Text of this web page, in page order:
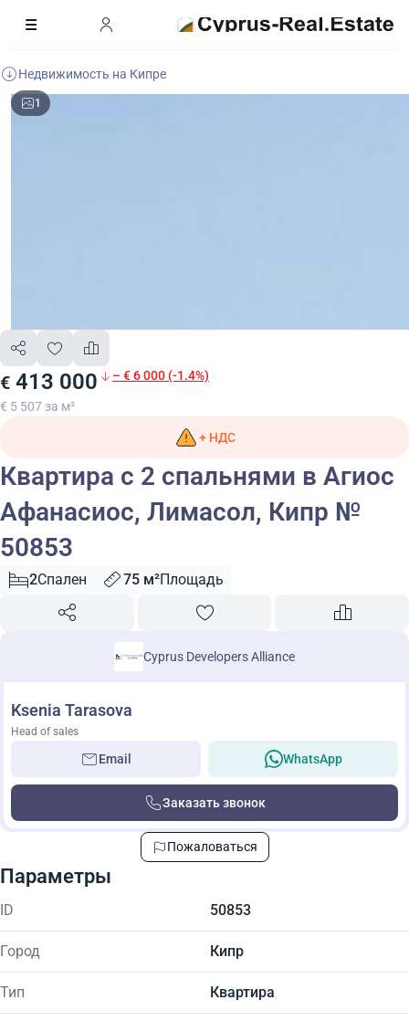
Недвижимость на Кипре
1
€ 413 000 – € 6 000 (-1.4%)
€ 5 507 за м²
+ НДС
Квартира с 2 спальнями в Агиос
Афанасиос, Лимасол, Кипр №
50853
2Спален 75 м²Площадь
Cyprus Developers Alliance
Ksenia Tarasova
Head of sales
Email WhatsApp
Заказать звонок
Пожаловаться
Параметры
ID 50853
Город Кипр
Тип Квартира